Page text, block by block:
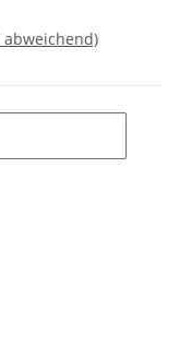
abweichend)